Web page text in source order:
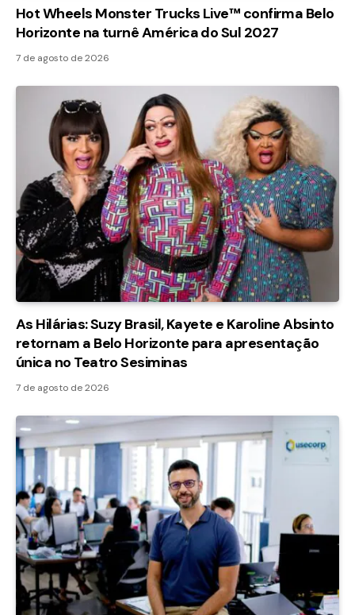
Hot Wheels Monster Trucks Live™ confirma Belo
Horizonte na turnê América do Sul 2027
7 de agosto de 2026
As Hilárias: Suzy Brasil, Kayete e Karoline Absinto
retornam a Belo Horizonte para apresentação
única no Teatro Sesiminas
7 de agosto de 2026